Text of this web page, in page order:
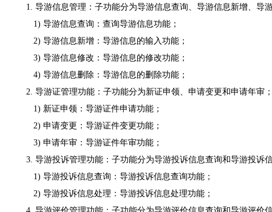
1. 导游信息管理：子功能分为导游信息查询、导游信息新增、导
1) 导游信息查询：查询导游信息功能；
2) 导游信息新增：导游信息的输入功能；
3) 导游信息修改：导游信息的修改功能；
4) 导游信息删除：导游信息的删除功能；
2. 导游证管理功能：子功能分为新证申领、申请变更和申请年审
1) 新证申领：导游证件申请功能；
2) 申请变更：导游证件变更功能；
3) 申请年审：导游证件年审功能；
3. 导游投诉管理功能：子功能分为导游投诉信息查询和导游投诉
1) 导游投诉信息查询：导游投诉信息查询功能；
2) 导游投诉信息处理：导游投诉信息处理功能；